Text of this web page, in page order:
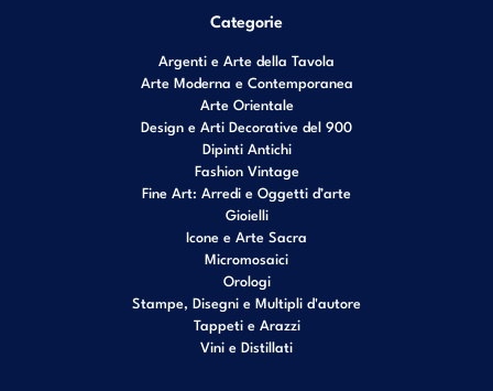
Categorie
Argenti e Arte della Tavola
Arte Moderna e Contemporanea
Arte Orientale
Design e Arti Decorative del 900
Dipinti Antichi
Fashion Vintage
Fine Art: Arredi e Oggetti d’arte
Gioielli
Icone e Arte Sacra
Micromosaici
Orologi
Stampe, Disegni e Multipli d'autore
Tappeti e Arazzi
Vini e Distillati